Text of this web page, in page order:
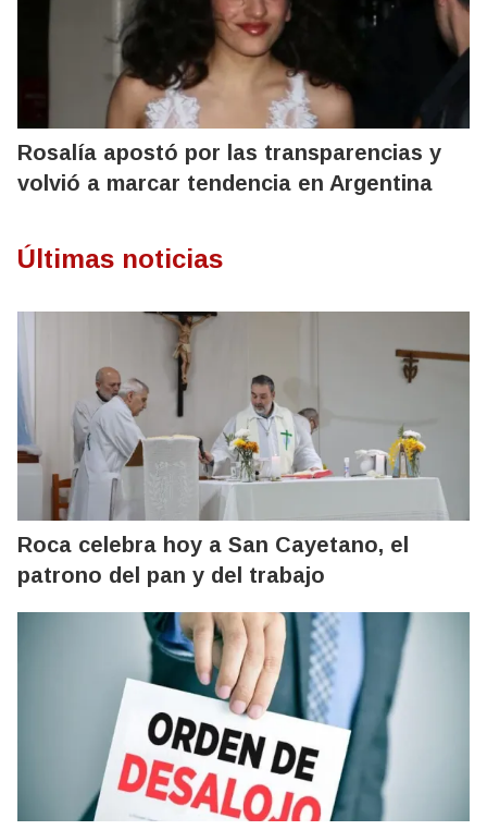
Rosalía apostó por las transparencias y
volvió a marcar tendencia en Argentina
Últimas noticias
Roca celebra hoy a San Cayetano, el
patrono del pan y del trabajo